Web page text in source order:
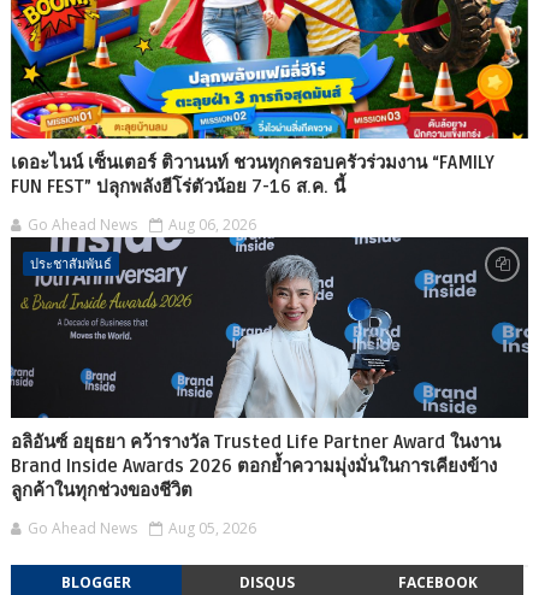
เดอะไนน์ เซ็นเตอร์ ติวานนท์ ชวนทุกครอบครัวร่วมงาน “FAMILY
FUN FEST” ปลุกพลังฮีโร่ตัวน้อย 7-16 ส.ค. นี้
Go Ahead News Aug 06, 2026
ประชาสัมพันธ์
อลิอันซ์ อยุธยา คว้ารางวัล Trusted Life Partner Award ในงาน
Brand Inside Awards 2026 ตอกย้ำความมุ่งมั่นในการเคียงข้าง
ลูกค้าในทุกช่วงของชีวิต
Go Ahead News Aug 05, 2026
BLOGGER DISQUS FACEBOOK